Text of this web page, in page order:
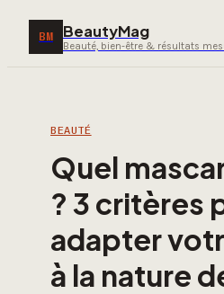
BM BeautyMag
Beauté, bien-être & résultats
BEAUTÉ
Quel
? 3 critères
adapter
à la nature